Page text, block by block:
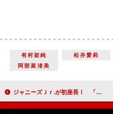
有村架純 松井愛莉
阿部菜渚美
ジャニーズＪｒ.が初座長！ 「ジャニーズ銀座」でファンを魅了